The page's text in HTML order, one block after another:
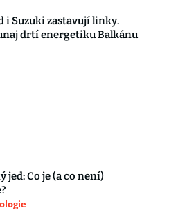
i Suzuki zastavují linky.
drtí energetiku Balkánu
jed: Co je (a co není)